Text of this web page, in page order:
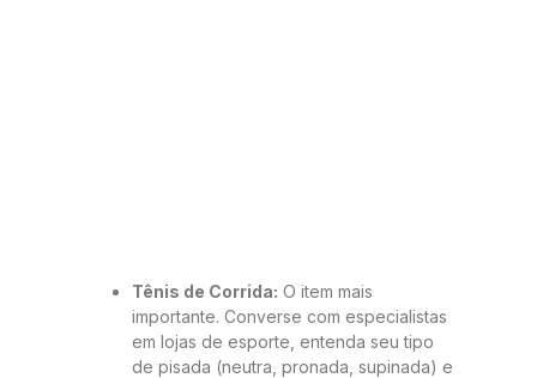
Tênis de Corrida: O item mais
importante. Converse com especialistas
em lojas de esporte, entenda seu tipo
de pisada (neutra, pronada, supinada) e